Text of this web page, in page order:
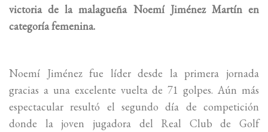
victoria de la malagueña Noemí Jiménez Martín en
categoría femenina.
Noemí Jiménez fue líder desde la primera jornada
gracias a una excelente vuelta de 71 golpes. Aún más
espectacular resultó el segundo día de competición
donde la joven jugadora del Real Club de Golf